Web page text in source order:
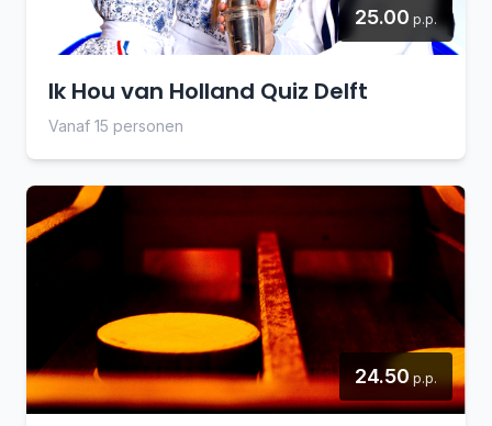
25.00 p.p.
Ik Hou van Holland Quiz Delft
Vanaf 15 personen
24.50 p.p.